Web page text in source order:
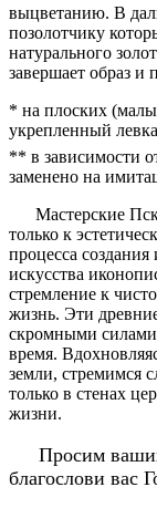
выцветанию. В
позолотчику
натурального
завершает образ и
* на плоских
укрепленный
** в зависимости
заменено на
Мастерские
только к
процесса
искусства
стремление к
жизнь. Эти
скромными силами
время.
земли, стремимся
только в стенах
жизни.
Просим
благослови вас